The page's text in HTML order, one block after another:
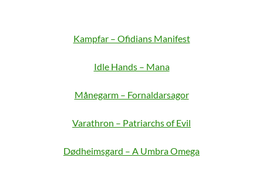
Kampfar – Ofidians Manifest
Idle Hands – Mana
Månegarm – Fornaldarsagor
Varathron – Patriarchs of Evil
Dødheimsgard – A Umbra Omega